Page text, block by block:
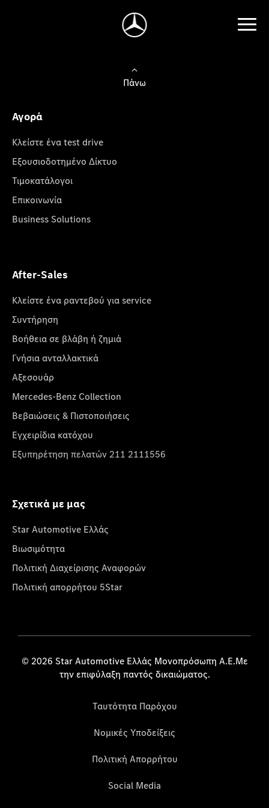
Πάνω
Αγορά
Κλείστε ένα test drive
Εξουσιοδοτημένο Δίκτυο
Τιμοκατάλογοι
Επικοινωνία
Business Solutions
After-Sales
Κλείστε ένα ραντεβού για service
Συντήρηση
Βοήθεια σε βλάβη ή ζημιά
Γνήσια ανταλλακτικά
Αξεσουάρ
Mercedes-Benz Collection
Βεβαιώσεις & Πιστοποιήσεις
Εγχειρίδια κατόχου
Εξυπηρέτηση πελατών 211 2111556
Σχετικά με μας
Star Automotive Ελλάς
Βιωσιμότητα
Πολιτική Διαχείρισης Αναφορών
Πολιτική απορρήτου 5Star
© 2026 Star Automotive Ελλάς Μονοπρόσωπη Α.Ε.Με
την επιφύλαξη παντός δικαιώματος.
Ταυτότητα Παρόχου
Νομικές Υποδείξεις
Πολιτική Απορρήτου
Social Media